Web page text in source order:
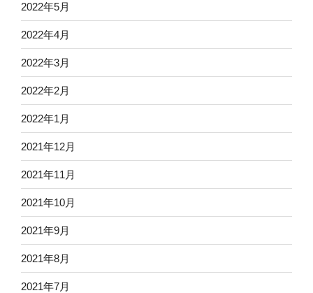
2022年5月
2022年4月
2022年3月
2022年2月
2022年1月
2021年12月
2021年11月
2021年10月
2021年9月
2021年8月
2021年7月